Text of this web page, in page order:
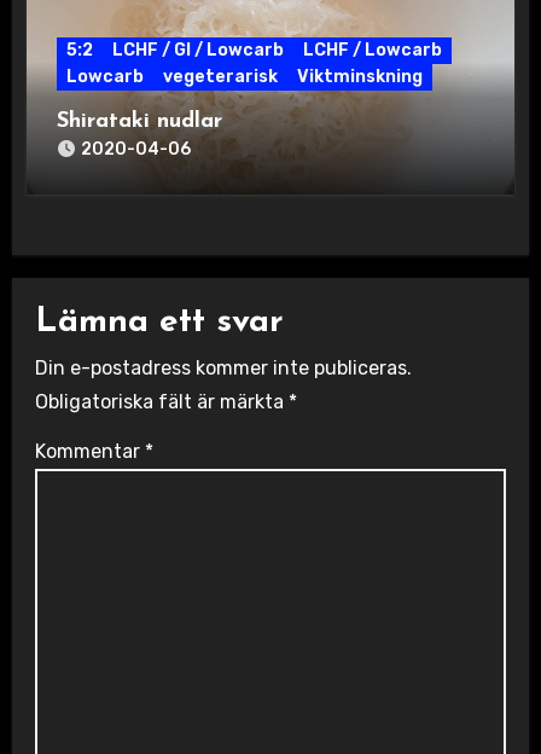
5:2 LCHF / GI / Lowcarb
LCHF / Lowcarb
Lowcarb
vegeterarisk Viktminskning
Shirataki nudlar
2020-04-06
Lämna ett svar
Din e-postadress kommer inte publiceras.
Obligatoriska fält är märkta *
Kommentar *